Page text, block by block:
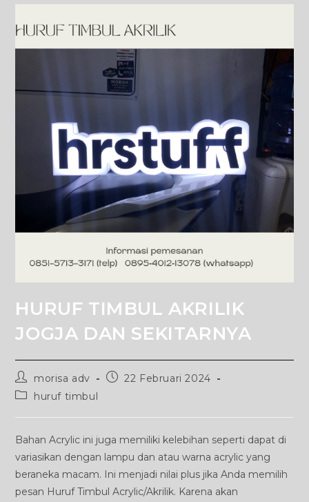
HURUF TIMBUL AKRILIK
JOGJA DAN SEKITARNYA
Post
author:
morisa adv
Post22 Februari 2024
Posthuruf timbul
Bahan Acrylic ini juga memiliki kelebihan seperti dapat di
variasikan dengan lampu dan atau warna acrylic yang
beraneka macam. Ini menjadi nilai plus jika Anda memilih
pesan Huruf Timbul Acrylic/Akrilik. Karena akan